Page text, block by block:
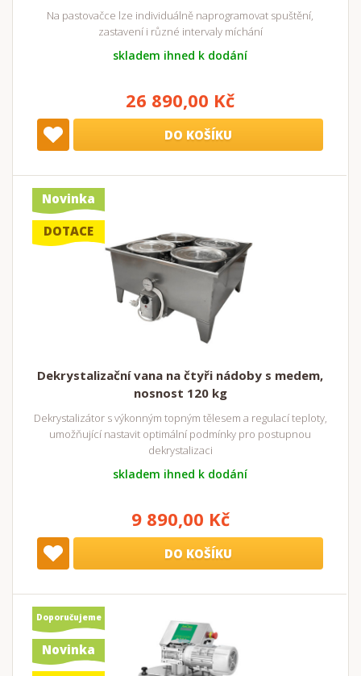
Na pastovačce lze individuálně naprogramovat spuštění,
zastavení i různé intervaly míchání
skladem ihned k dodání
26 890,00 Kč
DO KOŠÍKU
Novinka
DOTACE
Dekrystalizační vana na čtyři nádoby s medem,
nosnost 120 kg
Dekrystalizátor s výkonným topným tělesem a regulací teploty,
umožňující nastavit optimální podmínky pro postupnou
dekrystalizaci
skladem ihned k dodání
9 890,00 Kč
DO KOŠÍKU
Doporučujeme
Novinka